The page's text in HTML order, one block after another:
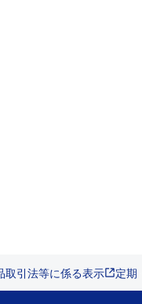
取引法等に係る表示 定期